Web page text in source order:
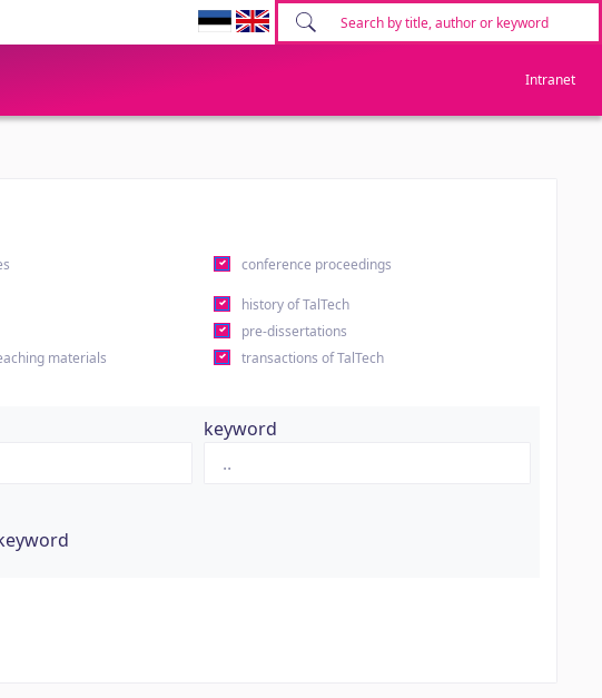
Intranet
conference proceedings
history of TalTech
pre-dissertations
materials
transactions of TalTech
keyword